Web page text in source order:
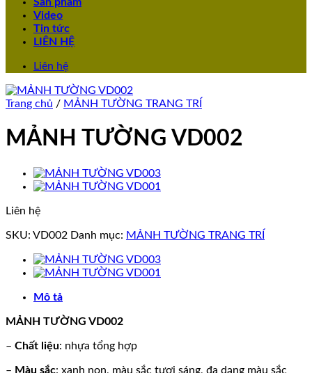
Video
Tin tức
LIÊN HỆ
Liên hệ
Trang chủ / MẢNH TƯỜNG TRANG TRÍ
MẢNH TƯỜNG VD002
Liên hệ
SKU: VD002 Danh mục: MẢNH TƯỜNG TRANG TRÍ
Mô tả
MẢNH TƯỜNG VD002
– Chất liệu: nhựa tổng hợp
– Màu sắc: xanh non, màu sắc tươi sáng, đa dạng màu sắc